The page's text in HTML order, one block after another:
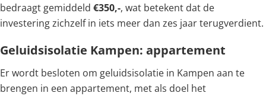
bedraagt gemiddeld €350,-, wat betekent dat de
investering zichzelf in iets meer dan zes jaar terugverdient.
Geluidsisolatie Kampen: appartement
Er wordt besloten om geluidsisolatie in Kampen aan te
brengen in een appartement, met als doel het